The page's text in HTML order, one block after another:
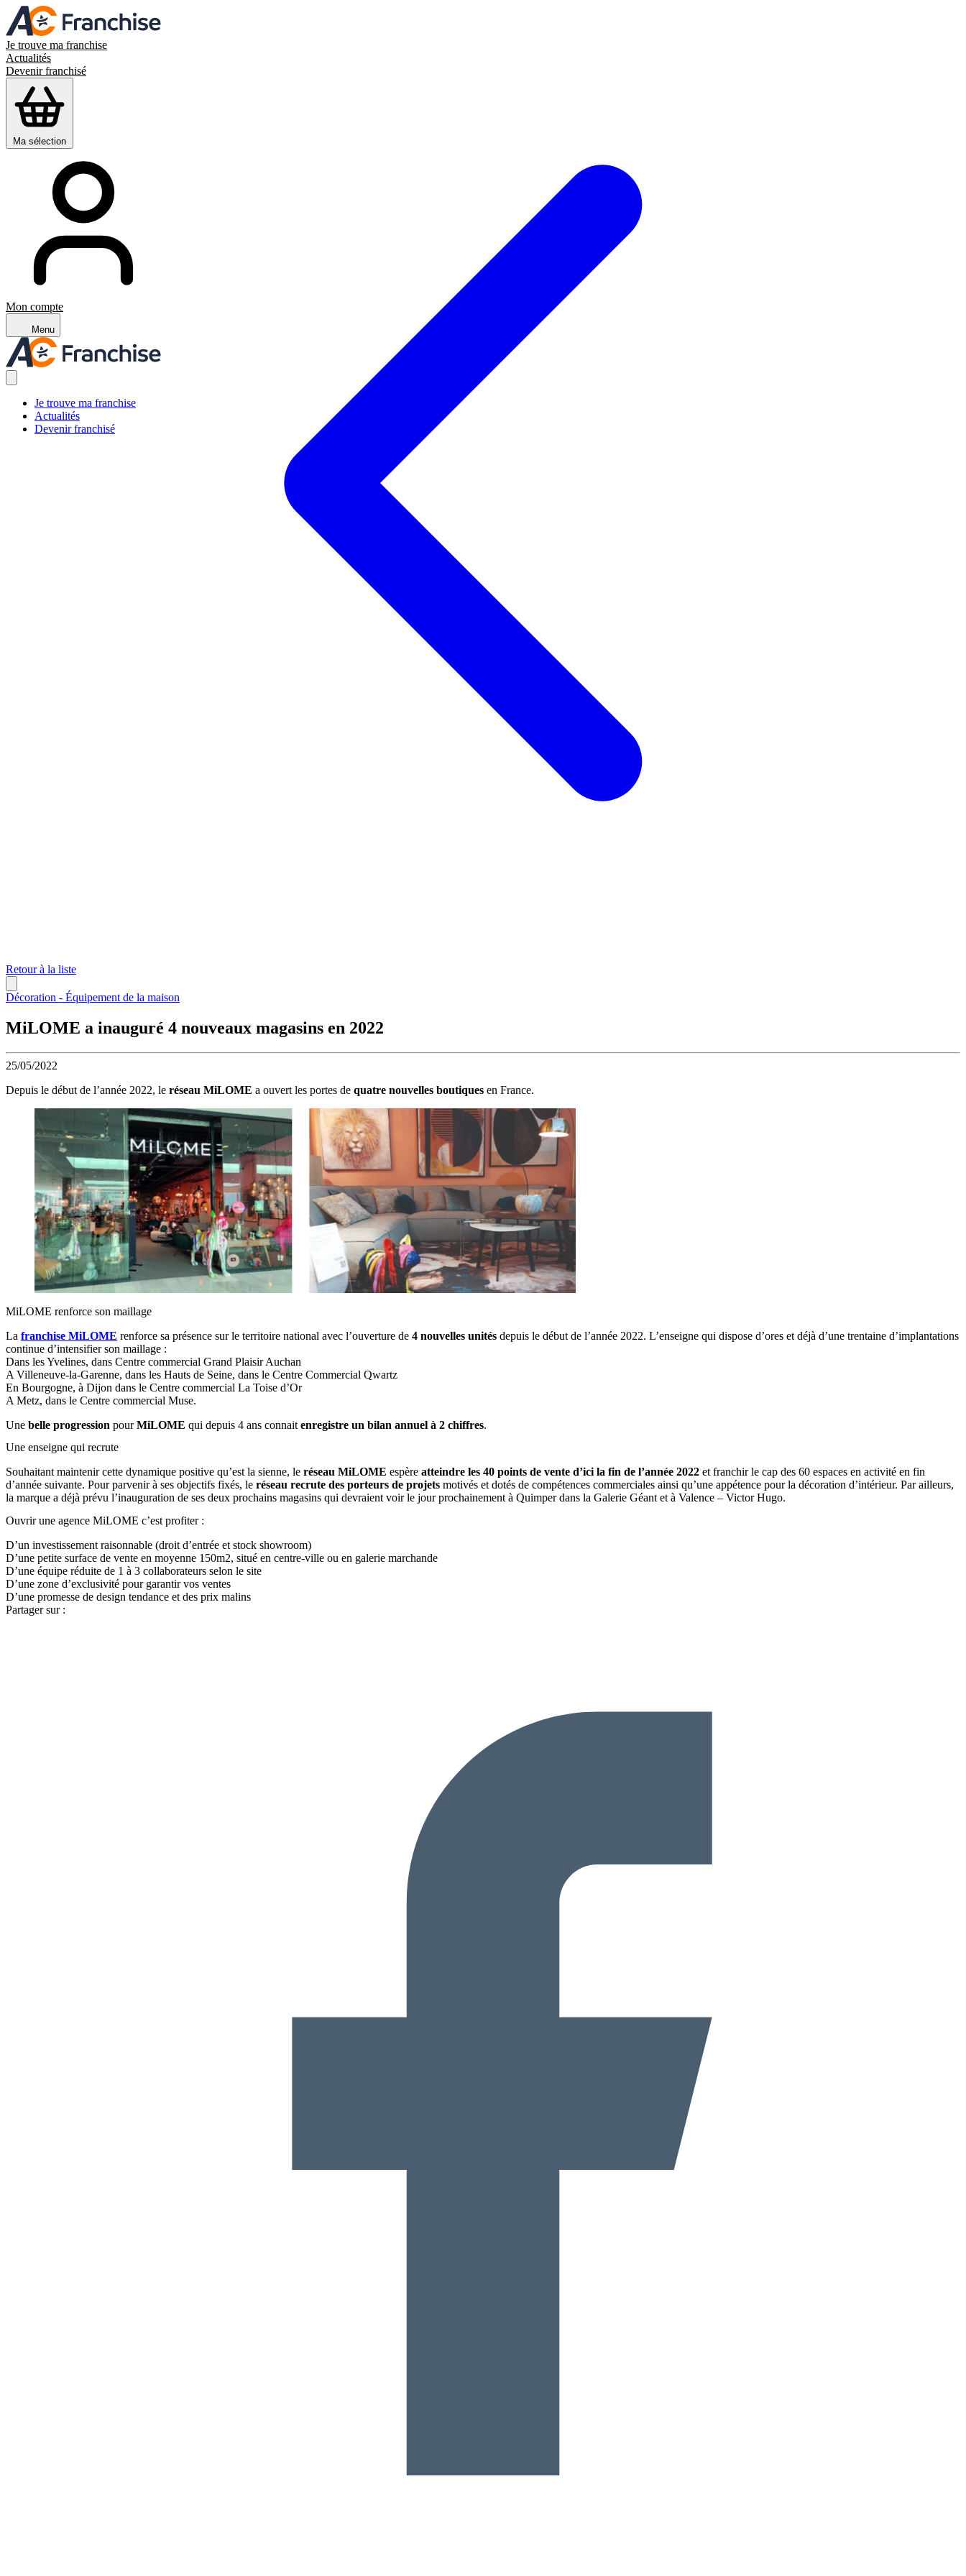
Je trouve ma franchise
Actualités
Devenir franchisé
Ma sélection
Mon compte
Menu
Je trouve ma franchise
Actualités
Devenir franchisé
Retour à la liste
Décoration - Équipement de la maison
MiLOME a inauguré 4 nouveaux magasins en 2022
25/05/2022
Depuis le début de l’année 2022, le réseau MiLOME a ouvert les portes de quatre nouvelles boutiques en France.
MiLOME renforce son maillage
La franchise MiLOME renforce sa présence sur le territoire national avec l’ouverture de 4 nouvelles unités depuis le début de l’année 2022. L’enseigne qui dispose d’ores et déjà d’une trentaine d’implantations
continue d’intensifier son maillage :
Dans les Yvelines, dans Centre commercial Grand Plaisir Auchan
A Villeneuve-la-Garenne, dans les Hauts de Seine, dans le Centre Commercial Qwartz
En Bourgogne, à Dijon dans le Centre commercial La Toise d’Or
A Metz, dans le Centre commercial Muse.
Une belle progression pourMiLOME qui depuis 4 ans connait enregistre un bilan annuel à 2 chiffres.
Une enseigne qui recrute
Souhaitant maintenir cette dynamique positive qu’est la sienne, le réseau MiLOME espère atteindre les 40 points de vente d’ici la fin de l’année 2022 et franchir le cap des 60 espaces en activité en fin
d’année suivante. Pour parvenir à ses objectifs fixés, le réseau recrute des porteurs de projets motivés et dotés de compétences commerciales ainsi qu’une appétence pour la décoration d’intérieur. Par ailleurs,
la marque a déjà prévu l’inauguration de ses deux prochains magasins qui devraient voir le jour prochainement à Quimper dans la Galerie Géant et à Valence – Victor Hugo.
Ouvrir une agence MiLOME c’est profiter :
D’un investissement raisonnable (droit d’entrée et stock showroom)
D’une petite surface de vente en moyenne 150m2, situé en centre-ville ou en galerie marchande
D’une équipe réduite de 1 à 3 collaborateurs selon le site
D’une zone d’exclusivité pour garantir vos ventes
D’une promesse de design tendance et des prix malins
Partager sur :